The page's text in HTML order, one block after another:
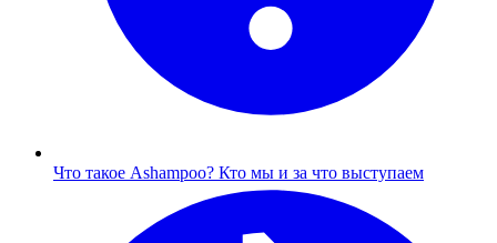
Что такое Ashampoo? Кто мы и за что выступаем